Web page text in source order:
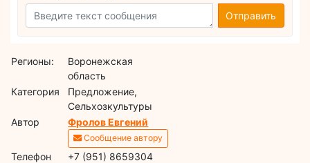
Отправить
Регионы:
Воронежская
область
Категория
Предложение,
Сельхозкультуры
Автор
Фролов Евгений
Сообщение автору
Телефон
+7 (951) 8659304